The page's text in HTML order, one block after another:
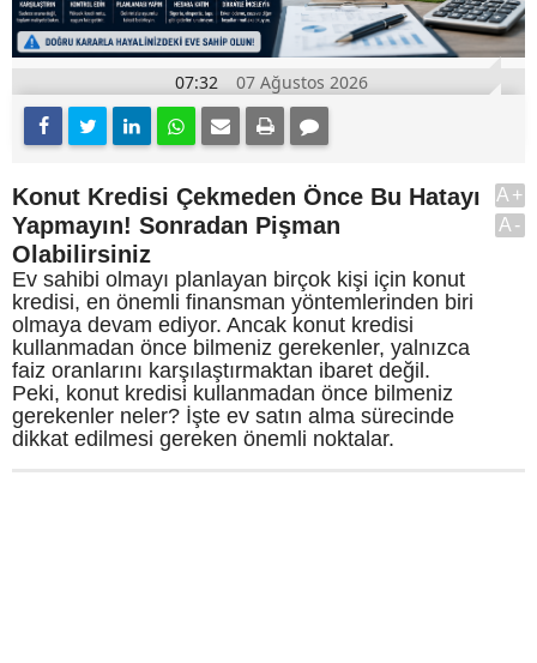
07:32 07 Ağustos 2026
Konut Kredisi Çekmeden Önce Bu Hatayı
Yapmayın! Sonradan Pişman
Olabilirsiniz
Ev sahibi olmayı planlayan birçok kişi için konut
kredisi, en önemli finansman yöntemlerinden biri
olmaya devam ediyor. Ancak konut kredisi
kullanmadan önce bilmeniz gerekenler, yalnızca
faiz oranlarını karşılaştırmaktan ibaret değil.
Peki, konut kredisi kullanmadan önce bilmeniz
gerekenler neler? İşte ev satın alma sürecinde
dikkat edilmesi gereken önemli noktalar.
A+
A-